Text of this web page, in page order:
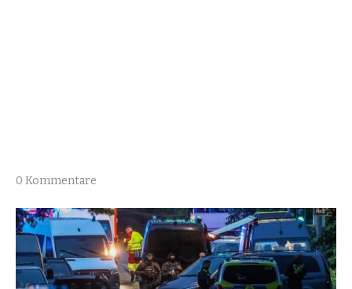
0 Kommentare